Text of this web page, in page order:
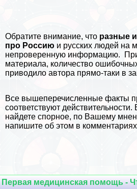
Обратите внимание, что разные
про Россию и русских людей на
непроверенную информацию. При
материала, количество
приводило автора прямо-таки в
Все вышеперечисленные факты
соответствуют
найдете спopное, по Вашему
напишите об этом в
Первая медицинская помощь -